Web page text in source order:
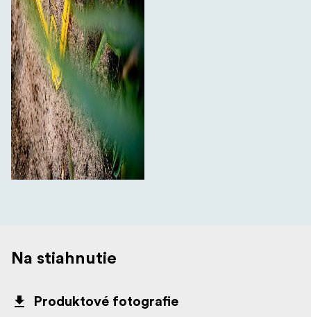
Na stiahnutie
Produktové fotografie